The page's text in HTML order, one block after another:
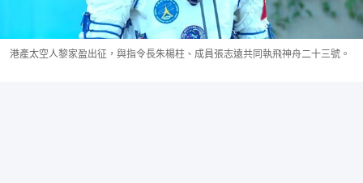
港產太空人黎家盈出征，與指令長朱楊柱、成員張志遠共同執飛神舟二十三號。